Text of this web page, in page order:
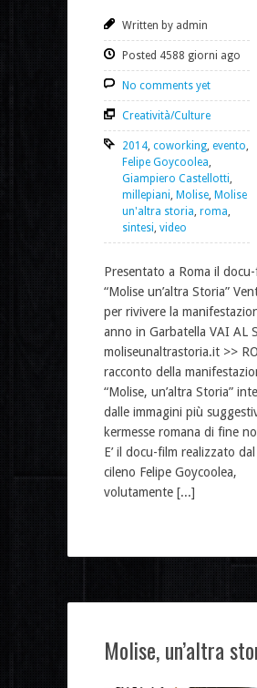
Written by admin
Posted 4588 giorni ago
No comments yet
Creatività/Culture
2014, coworking, evento,
Felipe Goycoolea,
Giampiero Castellotti,
millepiani, Molise, Molise
un'altra storia, roma,
sintesi, video
Presentato a Roma il
“Molise un’altra Storia”
per rivivere la
anno in Garbatella VAI AL
moliseunaltrastoria.it >>
racconto della
“Molise, un’altra Storia”
dalle immagini più
kermesse romana di fine
E’ il docu-film realizzato
cileno Felipe Goycoolea,
volutamente [...]
Molise, un’altra